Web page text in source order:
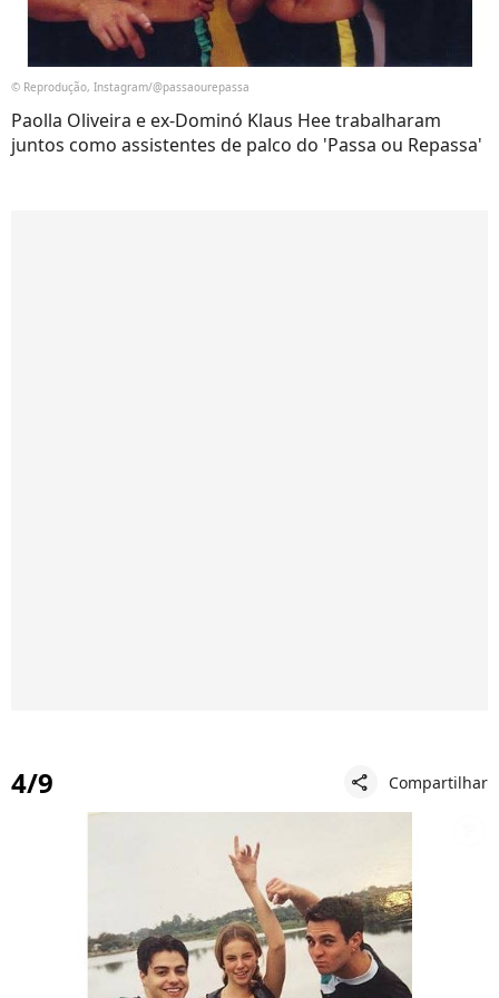
© Reprodução, Instagram/@passaourepassa
Paolla Oliveira e ex-Dominó Klaus Hee trabalharam
juntos como assistentes de palco do 'Passa ou Repassa'
4/9 share Compartilhar